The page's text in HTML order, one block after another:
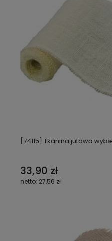
[74115] Tkanina jutowa
33,90 zł
27,56 zł